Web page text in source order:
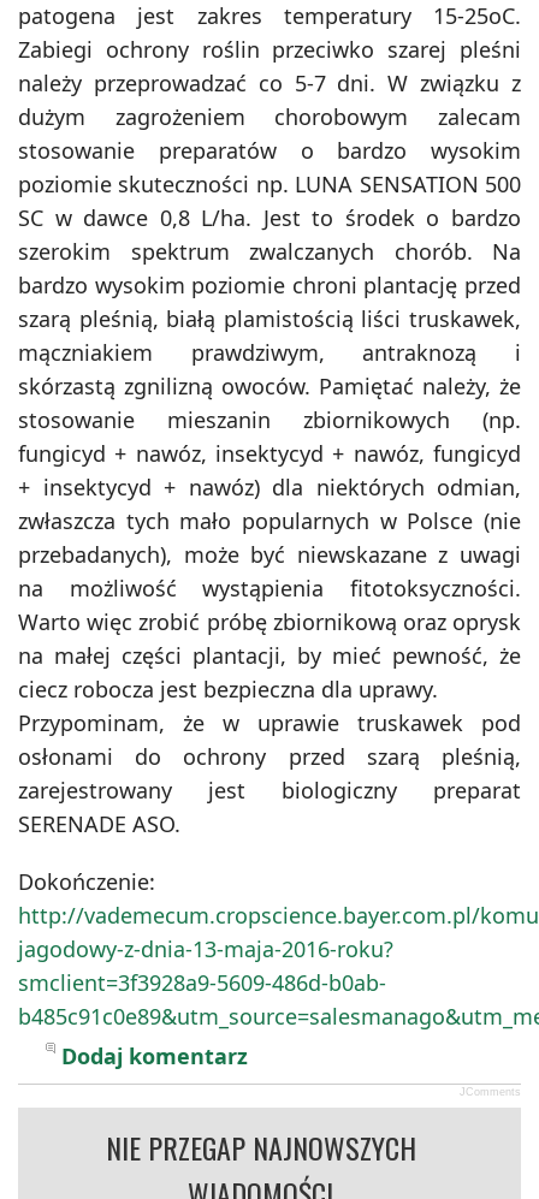
patogena jest zakres temperatury 15-25oC.
Zabiegi ochrony roślin przeciwko szarej pleśni
należy przeprowadzać co 5-7 dni. W związku z
dużym zagrożeniem chorobowym zalecam
stosowanie preparatów o bardzo wysokim
poziomie skuteczności np. LUNA SENSATION 500
SC w dawce 0,8 L/ha. Jest to środek o bardzo
szerokim spektrum zwalczanych chorób. Na
bardzo wysokim poziomie chroni plantację przed
szarą pleśnią, białą plamistością liści truskawek,
mączniakiem prawdziwym, antraknozą i
skórzastą zgnilizną owoców. Pamiętać należy, że
stosowanie mieszanin zbiornikowych (np.
fungicyd + nawóz, insektycyd + nawóz, fungicyd
+ insektycyd + nawóz) dla niektórych odmian,
zwłaszcza tych mało popularnych w Polsce (nie
przebadanych), może być niewskazane z uwagi
na możliwość wystąpienia fitotoksyczności.
Warto więc zrobić próbę zbiornikową oraz oprysk
na małej części plantacji, by mieć pewność, że
ciecz robocza jest bezpieczna dla uprawy.
Przypominam, że w uprawie truskawek pod
osłonami do ochrony przed szarą pleśnią,
zarejestrowany jest biologiczny preparat
SERENADE ASO.
Dokończenie:
http://vademecum.cropscience.bayer.com.pl/
jagodowy-z-dnia-13-maja-2016-roku?
smclient=3f3928a9-5609-486d-b0ab-
Dodaj komentarz
JComments
NIE PRZEGAP NAJNOWSZYCH